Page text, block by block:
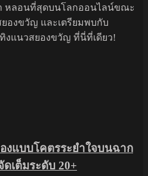
หลอนที่สุดบนโลกออนไลน์ขณะ
องขวัญ และเตรียมพบกับ
ทิงแนวสยองขวัญ ที่นี่ที่เดียว!
งแบบโคตรระยำใจบนฉาก
เต็มระดับ 20+